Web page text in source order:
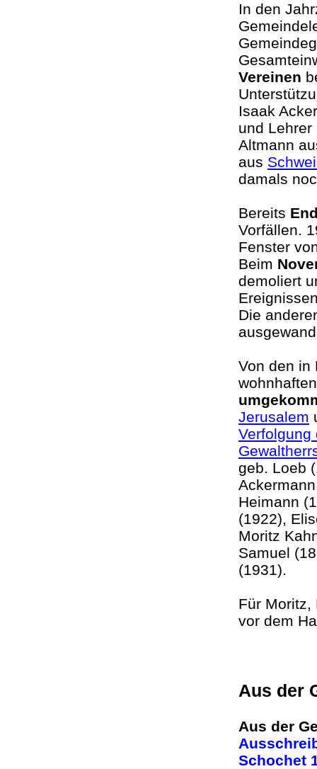
In den
Vereinen
Isaak
und Lehrer
Altmann
aus
damals
Bereits
Vorfällen.
Fenster
Beim
demoliert
Die
Von den in
Jerusalem
Verfolgung
geb. Loeb
Heimann
(1922),
Moritz
Samuel
(1931).
Für Moritz,
vor dem
Aus der
Aus der
Schochet